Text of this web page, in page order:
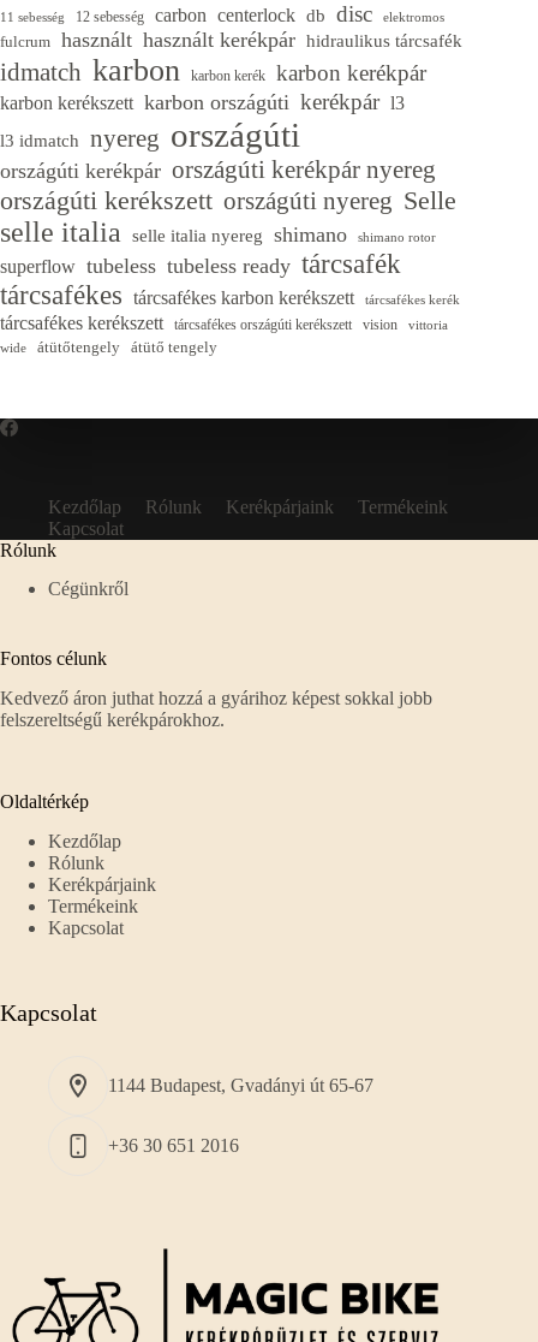
11 sebesség 12 sebesség carbon centerlock db disc elektromos
fulcrum használt használt kerékpár hidraulikus tárcsafék
idmatch karbon karbon kerék karbon kerékpár
karbon kerékszett karbon országúti kerékpár l3
l3 idmatch nyereg országúti
országúti kerékpár országúti kerékpár nyereg
országúti kerékszett országúti nyereg Selle
selle italia selle italia nyereg shimano shimano rotor
superflow tubeless tubeless ready tárcsafék
tárcsafékes tárcsafékes karbon kerékszett tárcsafékes kerék
tárcsafékes kerékszett tárcsafékes országúti kerékszett vision
vittoria
wide
átütőtengely átütő tengely
Kezdőlap Rólunk Kerékpárjaink
Termékeink
Kapcsolat
Rólunk
Cégünkről
Fontos célunk
Kedvező áron juthat hozzá a gyárihoz képest sokkal jobb
felszereltségű kerékpárokhoz.
Oldaltérkép
Kezdőlap
Rólunk
Kerékpárjaink
Termékeink
Kapcsolat
Kapcsolat
1144 Budapest, Gvadányi út 65-67
+36 30 651 2016